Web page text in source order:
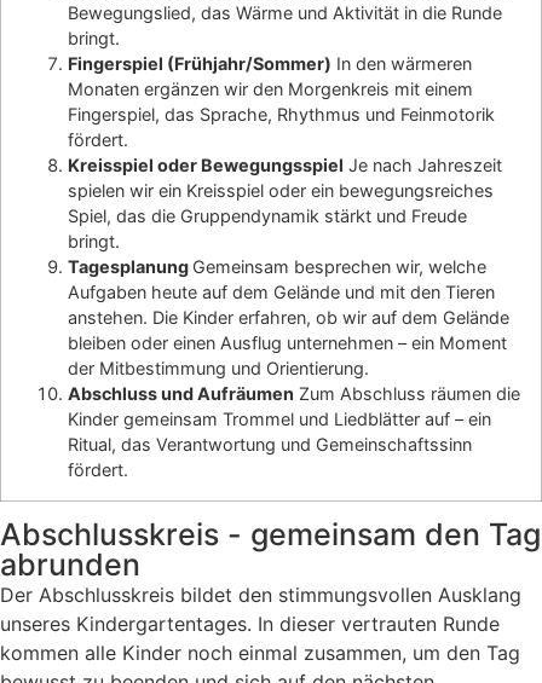
Bewegungslied, das Wärme und Aktivität in die Runde
bringt.
Fingerspiel (Frühjahr/Sommer) In den wärmeren
Monaten ergänzen wir den Morgenkreis mit einem
Fingerspiel, das Sprache, Rhythmus und Feinmotorik
fördert.
Kreisspiel oder Bewegungsspiel Je nach Jahreszeit
spielen wir ein Kreisspiel oder ein bewegungsreiches
Spiel, das die Gruppendynamik stärkt und Freude
bringt.
Tagesplanung Gemeinsam besprechen wir, welche
Aufgaben heute auf dem Gelände und mit den Tieren
anstehen. Die Kinder erfahren, ob wir auf dem Gelände
bleiben oder einen Ausflug unternehmen – ein Moment
der Mitbestimmung und Orientierung.
Abschluss und Aufräumen Zum Abschluss räumen die
Kinder gemeinsam Trommel und Liedblätter auf – ein
Ritual, das Verantwortung und Gemeinschaftssinn
fördert.
Abschlusskreis - gemeinsam den Tag
abrunden
Der Abschlusskreis bildet den stimmungsvollen Ausklang
unseres Kindergartentages. In dieser vertrauten Runde
kommen alle Kinder noch einmal zusammen, um den Tag